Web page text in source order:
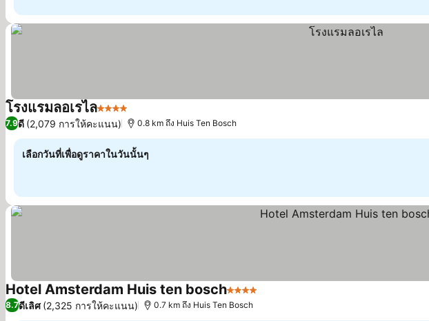
โรงแรมลอเรไล4 ดาว
7.9ดี (2,079 การให้คะแนน) 0.8 km ถึง Huis Ten Bosch
เลือกวันที่เพื่อดูราคาในวันนั้นๆ
Hotel Amsterdam Huis ten bosch4 ดาว
8.7ดีเลิศ (2,325 การให้คะแนน) 0.7 km ถึง Huis Ten Bosch